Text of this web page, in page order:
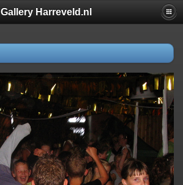
Gallery Harreveld.nl